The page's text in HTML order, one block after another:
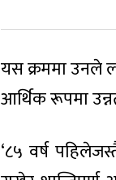
यस क्रममा उनले
आर्थिक रूपमा
‘८५ वर्ष